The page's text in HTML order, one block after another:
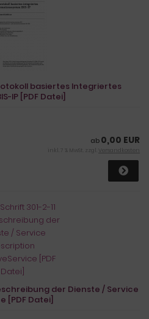
basiertes Integriertes
IP [PDF Datei]
ab 0,00 EUR
inkl. 7 % MwSt. zzgl. Versandkosten
der Dienste / Service
[PDF Datei]